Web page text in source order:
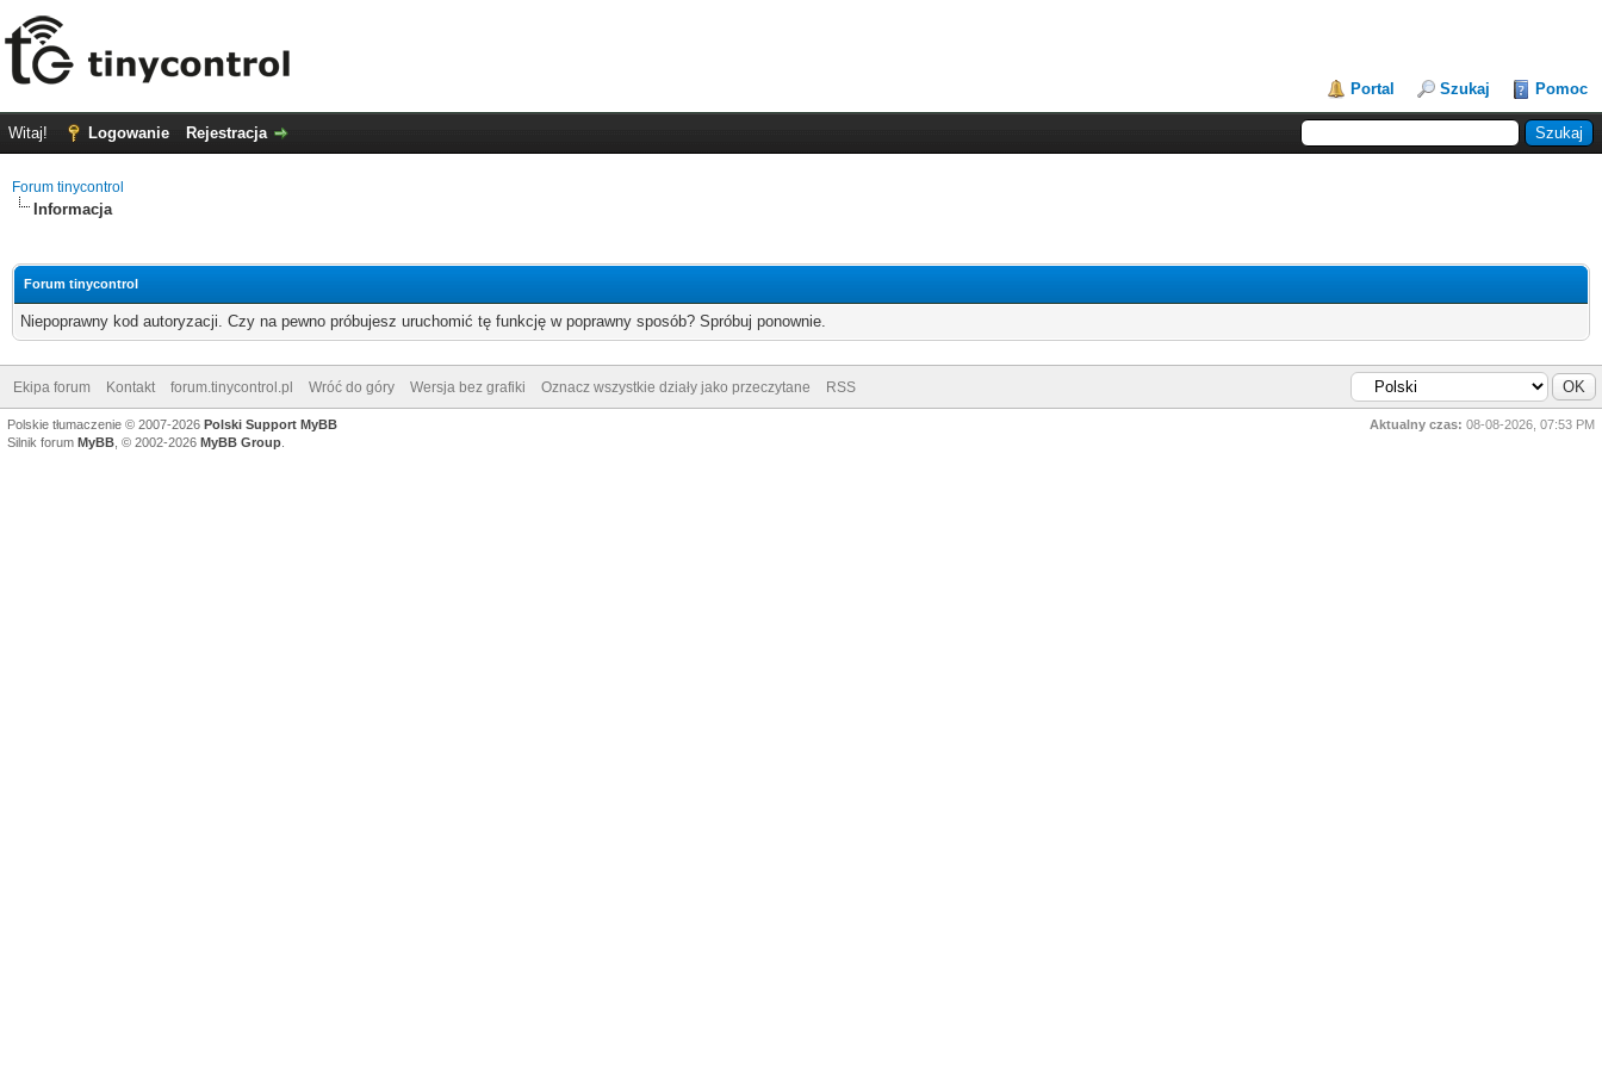
Portal Szukaj Pomoc
Witaj! Logowanie Rejestracja
Forum tinycontrol
Informacja
Forum tinycontrol
Niepoprawny kod autoryzacji. Czy na pewno próbujesz uruchomić tę funkcję w poprawny sposób? Spróbuj ponownie.
Ekipa forum Kontakt forum.tinycontrol.pl Wróć do góry Wersja bez grafiki Oznacz wszystkie działy jako przeczytane RSS
Aktualny czas: 08-08-2026, 07:53 PM
Polskie tłumaczenie © 2007-2026 Polski Support MyBB
Silnik forum MyBB , © 2002-2026 MyBB Group